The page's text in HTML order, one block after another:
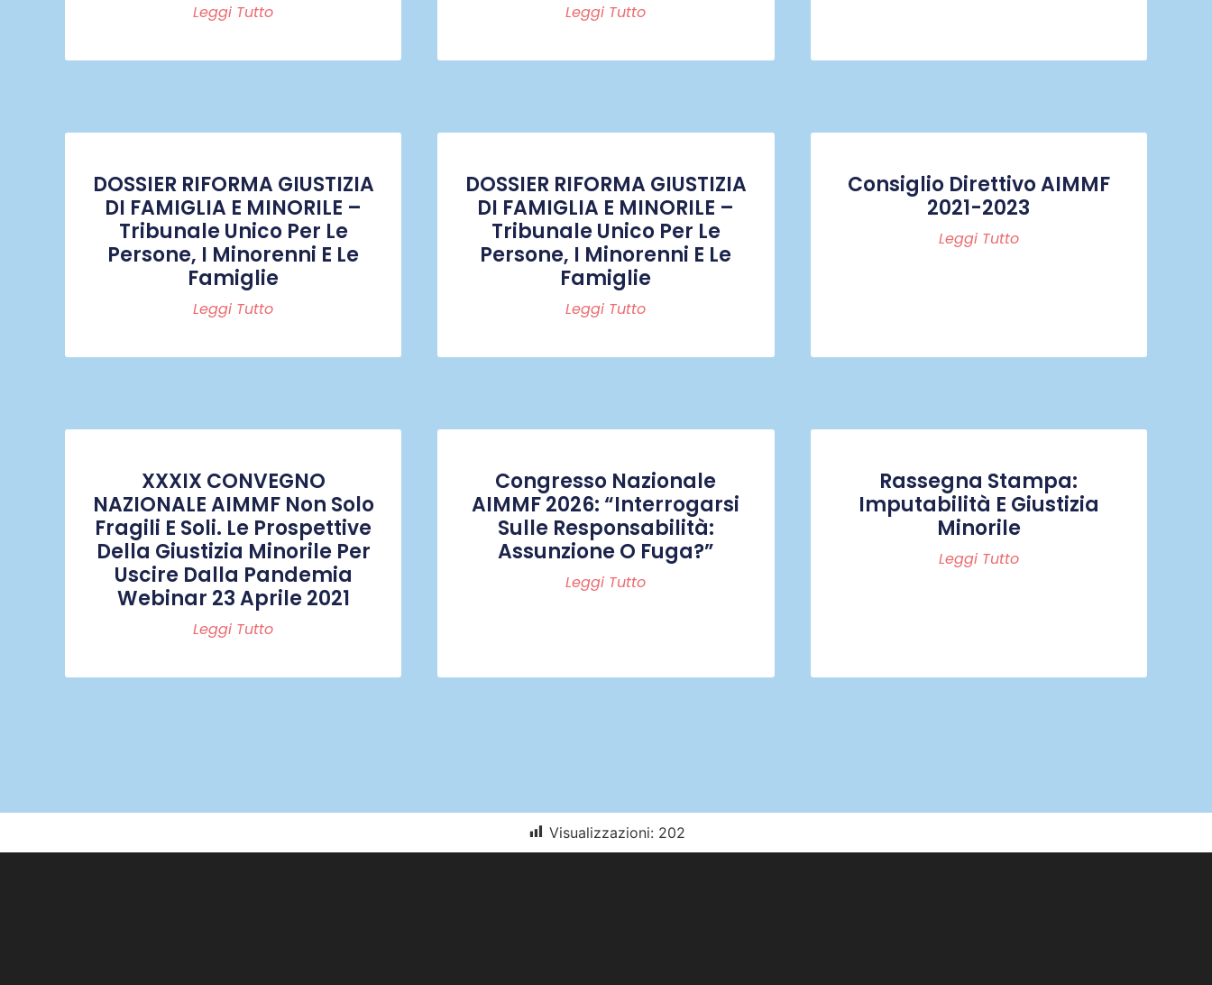
Leggi Tutto Leggi Tutto
DOSSIER RIFORMA GIUSTIZIA
DI FAMIGLIA E MINORILE –
Tribunale Unico Per Le
Persone, I Minorenni E Le
Famiglie
Leggi Tutto
DOSSIER RIFORMA GIUSTIZIA
DI FAMIGLIA E MINORILE –
Tribunale Unico Per Le
Persone, I Minorenni E Le
Famiglie
Leggi Tutto
Consiglio Direttivo AIMMF
2021-2023
Leggi Tutto
XXXIX CONVEGNO
NAZIONALE AIMMF Non Solo
Fragili E Soli. Le Prospettive
Della Giustizia Minorile Per
Uscire Dalla Pandemia
Webinar 23 Aprile 2021
Leggi Tutto
Congresso Nazionale
AIMMF 2026: “Interrogarsi
Sulle Responsabilità:
Assunzione O Fuga?”
Leggi Tutto
Rassegna Stampa:
Imputabilità E Giustizia
Minorile
Leggi Tutto
Visualizzazioni: 202